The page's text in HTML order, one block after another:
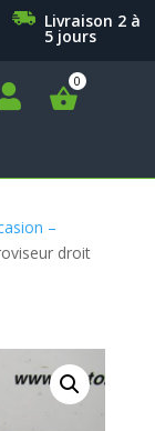
Livraison 2 à
5 jours
–
droit